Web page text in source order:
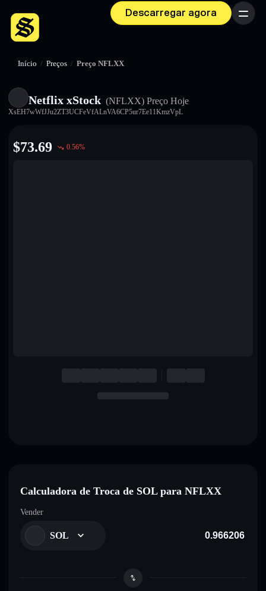
Descarregar agora Menu
Início / Preços / Preço NFLXX
Netflix xStock (NFLXX) Preço Hoje
XsEH7wWfJJu2ZT3UCFeVfALnVA6CP5ur7Ee11KmzVpL
$73.69 0.56%
Calculadora de Troca de SOL para NFLXX
Vender
SOL